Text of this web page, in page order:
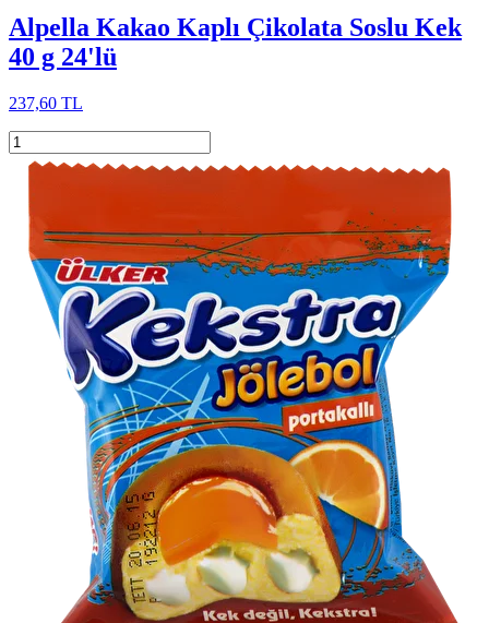
Alpella Kakao Kaplı Çikolata Soslu Kek
40 g 24'lü
237,60 TL